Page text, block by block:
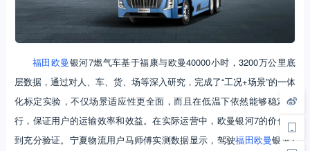
福田欧曼银河7燃气车基于福康与欧曼40000小时，3200万公里底
层数据，通过对人、车、货、场等深入研究，完成了“工况+场景”的一体
化标定实验，不仅场景适应性更全面，而且在低温下依然能够稳定运
行，保证用户的运输效率和效益。在实际运营中，欧曼银河7的价值得
到充分验证。宁夏物流用户马师傅实测数据显示，驾驶福田欧曼银河7